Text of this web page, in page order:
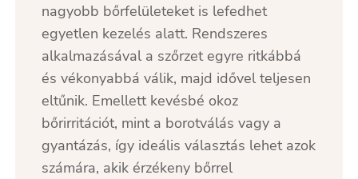
nagyobb bőrfelületeket is lefedhet
egyetlen kezelés alatt. Rendszeres
alkalmazásával a szőrzet egyre ritkábbá
és vékonyabbá válik, majd idővel teljesen
eltűnik. Emellett kevésbé okoz
bőrirritációt, mint a borotválás vagy a
gyantázás, így ideális választás lehet azok
számára, akik érzékeny bőrrel